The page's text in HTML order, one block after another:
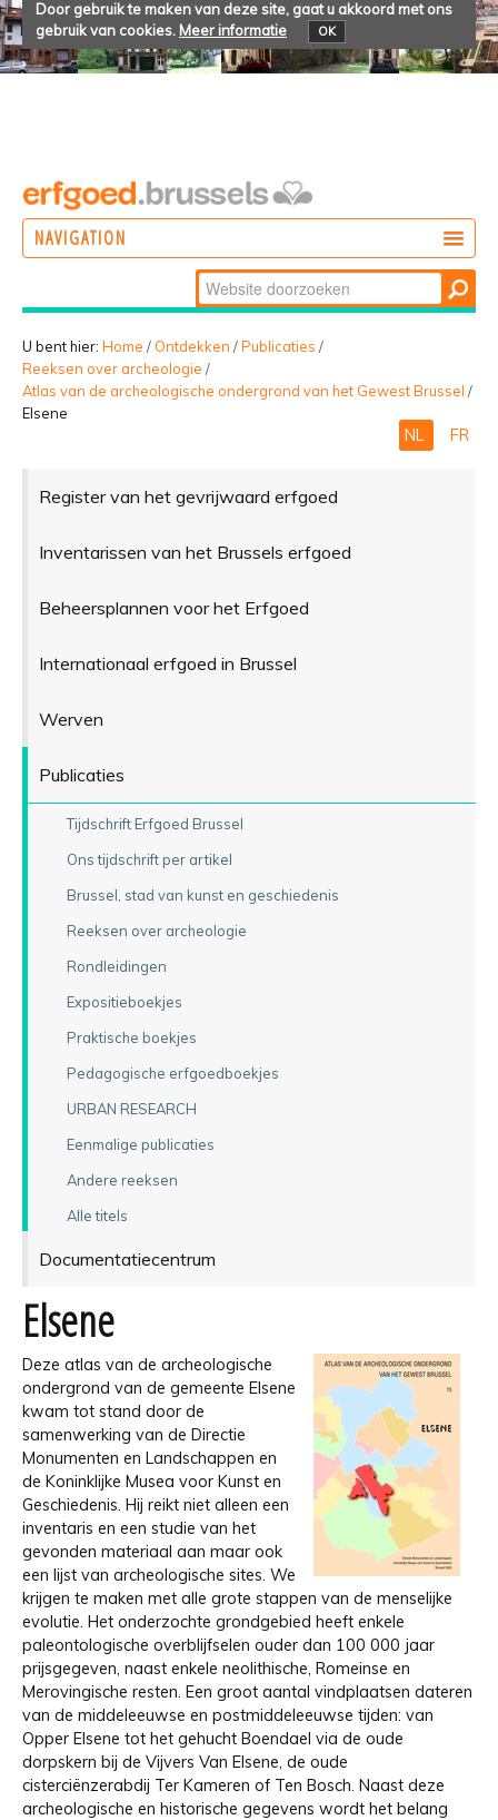
Door gebruik te maken van deze site, gaat u akkoord met ons
gebruik van cookies. Meer informatie OK
NAVIGATION
BELEVEN
Zoek
Geavanceerd
zoeken...
U bent hier: Home / Ontdekken /Publicaties /
Reeksen over archeologie /
Atlas van de archeologische ondergrond van het Gewest Brussel /
Elsene
NL FR
Register van het gevrijwaard erfgoed
Inventarissen van het Brussels erfgoed
Beheersplannen voor het Erfgoed
Internationaal erfgoed in Brussel
Werven
Publicaties
Tijdschrift Erfgoed Brussel
Ons tijdschrift per artikel
Brussel, stad van kunst en geschiedenis
Reeksen over archeologie
Rondleidingen
Expositieboekjes
Praktische boekjes
Pedagogische erfgoedboekjes
URBAN RESEARCH
Eenmalige publicaties
Andere reeksen
Alle titels
Documentatiecentrum
Elsene
Deze atlas van de archeologische
ondergrond van de gemeente Elsene
kwam tot stand door de
samenwerking van de Directie
Monumenten en Landschappen en
de Koninklijke Musea voor Kunst en
Geschiedenis. Hij reikt niet alleen een
inventaris en een studie van het
gevonden materiaal aan maar ook
een lijst van archeologische sites. We
krijgen te maken met alle grote stappen van de menselijke
evolutie. Het onderzochte grondgebied heeft enkele
paleontologische overblijfselen ouder dan 100 000 jaar
prijsgegeven, naast enkele neolithische, Romeinse en
Merovingische resten. Een groot aantal vindplaatsen dateren
van de middeleeuwse en postmiddeleeuwse tijden: van
Opper­ Elsene tot het gehucht Boendael via de oude
dorpskern bij de Vijvers Van Elsene, de oude
cisterciënzerabdij Ter Kameren of Ten Bosch. Naast deze
archeologische en historische gegevens wordt het belang